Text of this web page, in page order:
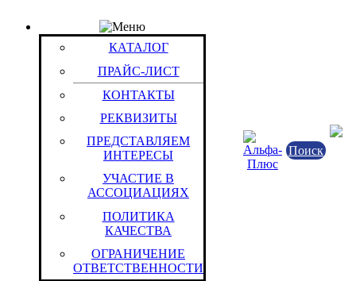
КАТАЛОГ
ПРАЙС-ЛИСТ
КОНТАКТЫ
РЕКВИЗИТЫ
ПРЕДСТАВЛЯЕМ
ИНТЕРЕСЫ
УЧАСТИЕ В
АССОЦИАЦИЯХ
ПОЛИТИКА
КАЧЕСТВА
ОГРАНИЧЕНИЕ
ОТВЕТСТВЕННОСТИ
Поиск
Товар: Батарея акк.свинц. 12_В 26Ач Casil CA
Код товара: 2801
China Aerospace International Holdings
Китайская Народная Республика
Штука (ОКЕИ:796)